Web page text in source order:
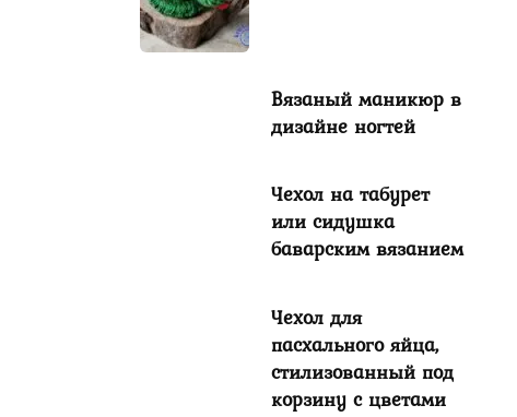
Вязаный маникюр в
дизайне ногтей
Чехол на табурет
или сидушка
баварским вязанием
Чехол для
пасхального яйца,
стилизованный под
корзину с цветами